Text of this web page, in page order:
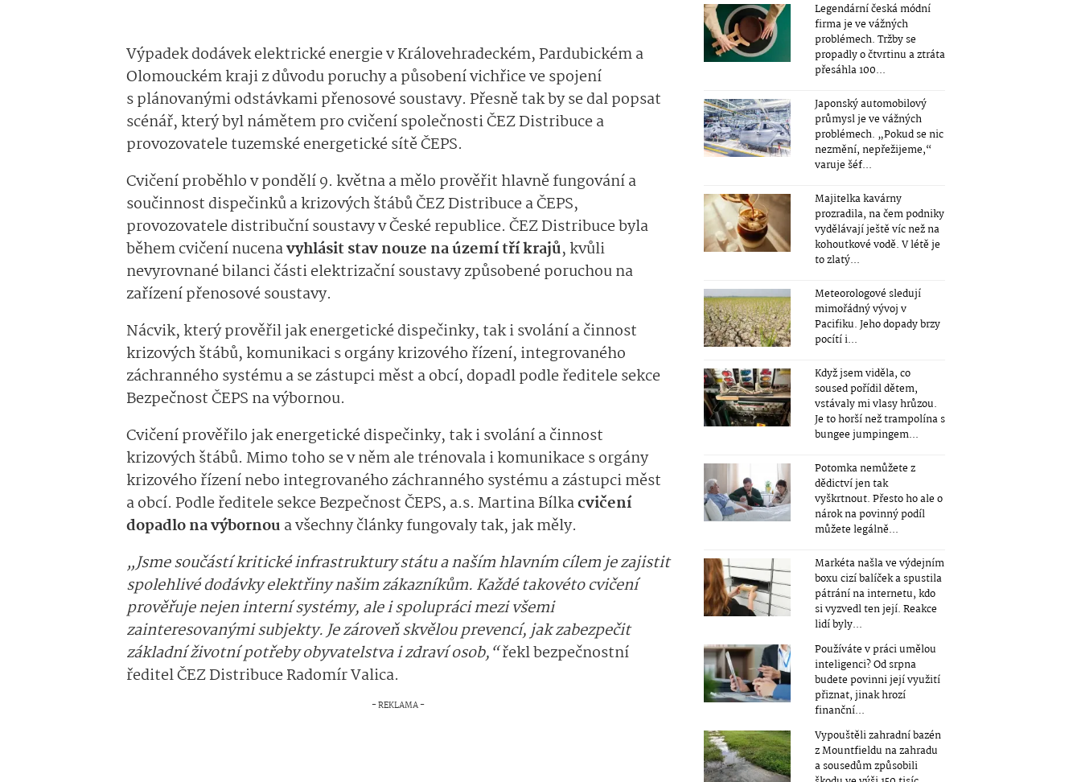
Výpadek dodávek elektrické energie v Královehradeckém, Pardubickém a
Olomouckém kraji z důvodu poruchy a působení vichřice ve spojení
s plánovanými odstávkami přenosové soustavy. Přesně tak by se dal popsat
scénář, který byl námětem pro cvičení společnosti ČEZ Distribuce a
provozovatele tuzemské energetické sítě ČEPS.
Cvičení proběhlo v pondělí 9. května a mělo prověřit hlavně fungování a
součinnost dispečinků a krizových štábů ČEZ Distribuce a ČEPS,
provozovatele distribuční soustavy v České republice. ČEZ Distribuce byla
během cvičení nucenavyhlásit stav nouze na území tří krajů, kvůli
nevyrovnané bilanci části elektrizační soustavy způsobené poruchou na
zařízení přenosové soustavy.
Nácvik, který prověřil jak energetické dispečinky, tak i svolání a činnost
krizových štábů, komunikaci s orgány krizového řízení, integrovaného
záchranného systému a se zástupci měst a obcí, dopadl podle ředitele sekce
Bezpečnost ČEPS na výbornou.
Cvičení prověřilo jak energetické dispečinky, tak i svolání a činnost
krizových štábů. Mimo toho se v něm ale trénovala i komunikace s orgány
krizového řízení nebo integrovaného záchranného systému a zástupci měst
a obcí. Podle ředitele sekce Bezpečnost ČEPS, a.s. Martina Bílkacvičení
dopadlo na výbornou a všechny články fungovaly tak, jak měly.
„Jsme součástí kritické infrastruktury státu a naším hlavním cílem je zajistit
spolehlivé dodávky elektřiny našim zákazníkům. Každé takovéto cvičení
prověřuje nejen interní systémy, ale i spolupráci mezi všemi
zainteresovanými subjekty. Je zároveň skvělou prevencí, jak zabezpečit
základní životní potřeby obyvatelstva i zdraví osob,“řekl bezpečnostní
ředitel ČEZ Distribuce Radomír Valica.
Legendární česká módní
firma je ve vážných
problémech. Tržby se
propadly o čtvrtinu a ztráta
přesáhla 100...
Japonský automobilový
průmysl je ve vážných
problémech. „Pokud se nic
nezmění, nepřežijeme,“
varuje šéf...
Majitelka kavárny
prozradila, na čem podniky
vydělávají ještě víc než na
kohoutkové vodě. V létě je
to zlatý...
Meteorologové sledují
mimořádný vývoj v
Pacifiku. Jeho dopady brzy
pocítí i...
Když jsem viděla, co
soused pořídil dětem,
vstávaly mi vlasy hrůzou.
Je to horší než trampolína s
bungee jumpingem...
Potomka nemůžete z
dědictví jen tak
vyškrtnout. Přesto ho ale o
nárok na povinný podíl
můžete legálně...
Markéta našla ve výdejním
boxu cizí balíček a spustila
pátrání na internetu, kdo
si vyzvedl ten její. Reakce
lidí byly...
Používáte v práci umělou
inteligenci? Od srpna
budete povinni její využití
přiznat, jinak hrozí
finanční...
Vypouštěli zahradní bazén
z Mountfieldu na zahradu
a sousedům způsobili